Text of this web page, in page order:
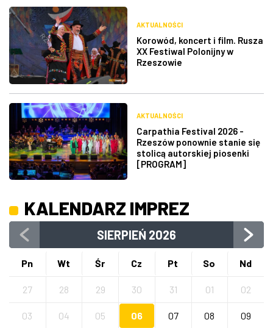
AKTUALNOŚCI
Korowód, koncert i film. Rusza
XX Festiwal Polonijny w
Rzeszowie
AKTUALNOŚCI
Carpathia Festival 2026 -
Rzeszów ponownie stanie się
stolicą autorskiej piosenki
[PROGRAM]
KALENDARZ IMPREZ
SIERPIEŃ 2026
Pn Wt Śr Cz Pt So Nd
27 28 29 30 31 01 02
03 04 05 06 07 08 09